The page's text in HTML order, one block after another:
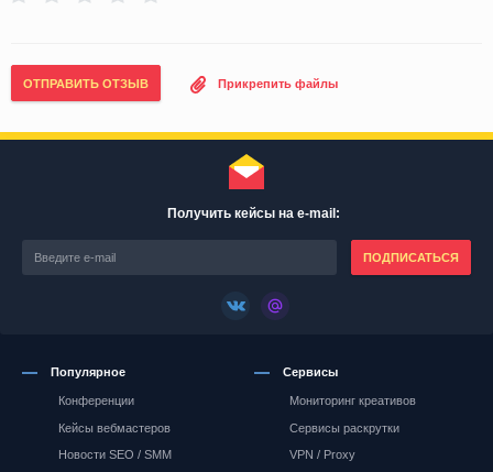
ОТПРАВИТЬ ОТЗЫВ Прикрепить файлы
Получить кейсы на e-mail:
ПОДПИСАТЬСЯ
Популярное
Конференции
Кейсы вебмастеров
Новости SEO / SMM
Сервисы
Мониторинг креативов
Сервисы раскрутки
VPN / Proxy